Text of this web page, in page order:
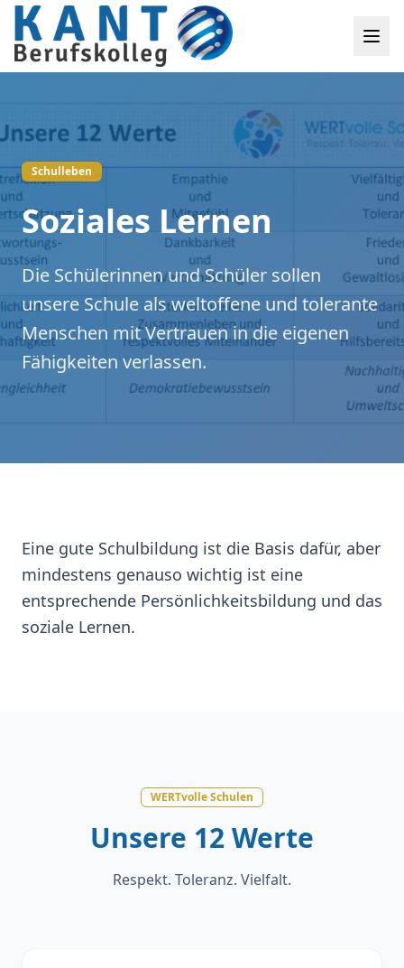
Schulleben
Soziales Lernen
Die Schülerinnen und Schüler sollen
unsere Schule als weltoffene und tolerante
Menschen mit Vertrauen in die eigenen
Fähigkeiten verlassen.
Eine gute Schulbildung ist die Basis dafür, aber
mindestens genauso wichtig ist eine
entsprechende Persönlichkeitsbildung und das
soziale Lernen.
WERTvolle Schulen
Unsere 12 Werte
Respekt. Toleranz. Vielfalt.